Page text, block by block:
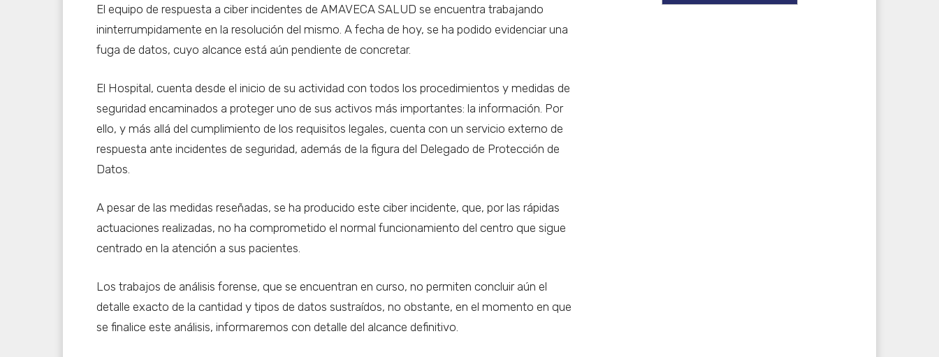
El equipo de respuesta a ciber incidentes de AMAVECA SALUD se encuentra trabajando
ininterrumpidamente en la resolución del mismo. A fecha de hoy, se ha podido evidenciar una
fuga de datos, cuyo alcance está aún pendiente de concretar.
El Hospital, cuenta desde el inicio de su actividad con todos los procedimientos y medidas de
seguridad encaminados a proteger uno de sus activos más importantes: la información. Por
ello, y más allá del cumplimiento de los requisitos legales, cuenta con un servicio externo de
respuesta ante incidentes de seguridad, además de la figura del Delegado de Protección de
Datos.
A pesar de las medidas reseñadas, se ha producido este ciber incidente, que, por las rápidas
actuaciones realizadas, no ha comprometido el normal funcionamiento del centro que sigue
centrado en la atención a sus pacientes.
Los trabajos de análisis forense, que se encuentran en curso, no permiten concluir aún el
detalle exacto de la cantidad y tipos de datos sustraídos, no obstante, en el momento en que
se finalice este análisis, informaremos con detalle del alcance definitivo.